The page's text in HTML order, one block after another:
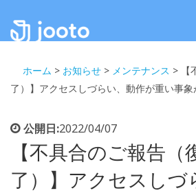
ホーム > お知らせ > メンテナンス >
了）】アクセスしづらい、動作が重い事象
公開日:2022/04/07
【不具合のご報告（
了）】アクセスしづ